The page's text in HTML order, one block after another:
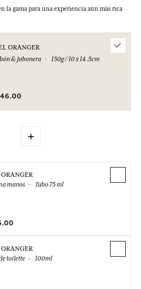
la gama para una experiencia aún más rica
ORANGER
& Jabonera
150g / 10 x 14.5cm
+
manos
Tubo 75 ml
toilette
100ml